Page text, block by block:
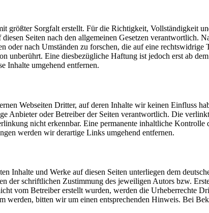
größter Sorgfalt erstellt. Für die Richtigkeit, Vollständigkeit
Seiten nach den allgemeinen Gesetzen
oder nach Umständen zu forschen, die auf eine
unberührt. Eine diesbezügliche Haftung ist jedoch erst ab
Inhalte umgehend entfernen.
Webseiten Dritter, auf deren Inhalte wir keinen Einfluss
Anbieter oder Betreiber der Seiten verantwortlich. Die
nicht erkennbar. Eine permanente inhaltliche
werden wir derartige Links umgehend entfernen.
Inhalte und Werke auf diesen Seiten unterliegen dem
der schriftlichen Zustimmung des jeweiligen Autors bzw.
vom Betreiber erstellt wurden, werden die Urheberrechte
werden, bitten wir um einen entsprechenden Hinweis. Bei